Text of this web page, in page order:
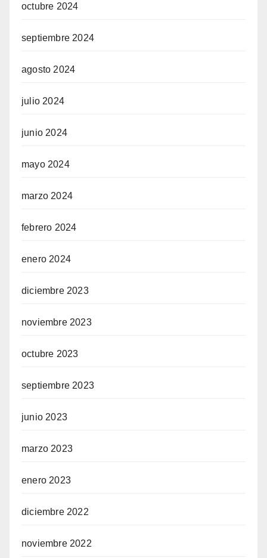
octubre 2024
septiembre 2024
agosto 2024
julio 2024
junio 2024
mayo 2024
marzo 2024
febrero 2024
enero 2024
diciembre 2023
noviembre 2023
octubre 2023
septiembre 2023
junio 2023
marzo 2023
enero 2023
diciembre 2022
noviembre 2022